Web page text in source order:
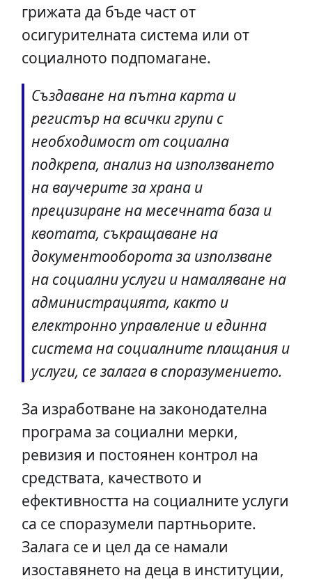
грижата да бъде част от
осигурителната система или от
социалното подпомагане.
Създаване на пътна карта и
регистър на всички групи с
необходимост от социална
подкрепа, анализ на използването
на ваучерите за храна и
прецизиране на месечната база и
квотата, съкращаване на
документооборота за използване
на социални услуги и намаляване на
администрацията, както и
електронно управление и единна
система на социалните плащания и
услуги, се залага в споразумението.
За изработване на законодателна
програма за социални мерки,
ревизия и постоянен контрол на
средствата, качеството и
ефективността на социалните услуги
са се споразумели партньорите.
Залага се и цел да се намали
изоставянето на деца в институции,